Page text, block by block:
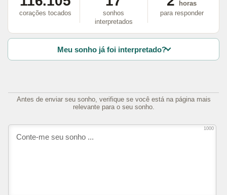
corações tocados
sonhos
interpretados
horas
para responder
Meu sonho já foi interpretado?
Antes de enviar seu sonho, verifique se você está na página mais
relevante para o seu sonho.
1000